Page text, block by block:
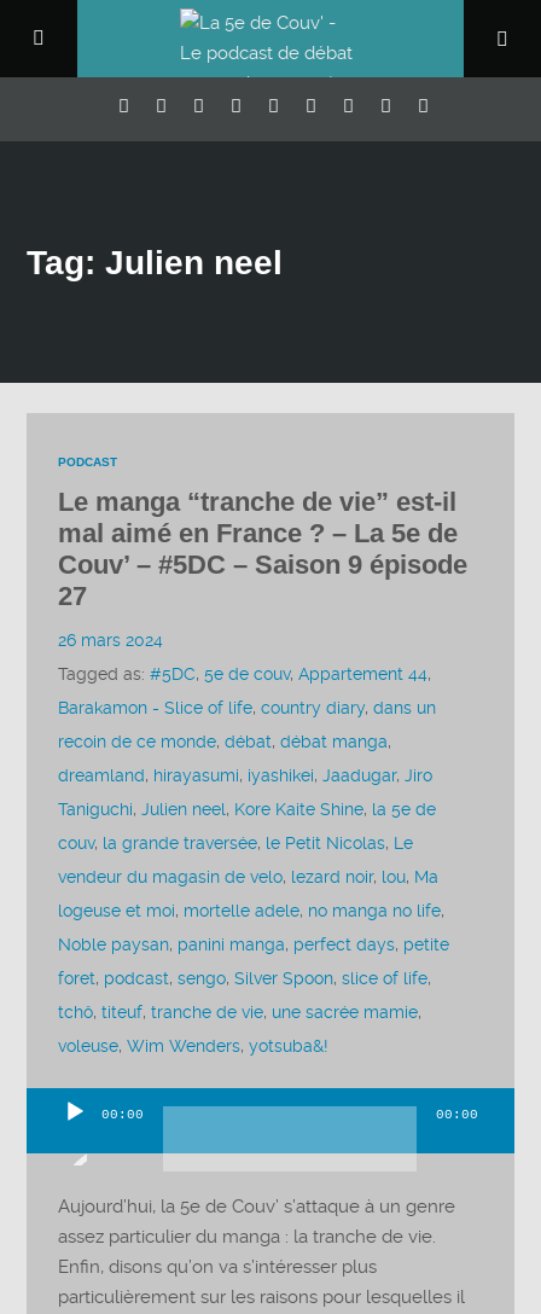
Tag: Julien neel
PODCAST
Le manga “tranche de vie” est-il
mal aimé en France ? – La 5e de
Couv’ – #5DC – Saison 9 épisode
27
26 mars 2024
Tagged as:#5DC,5e de couv,Appartement 44,
Barakamon - Slice of life,country diary,dans un
recoin de ce monde,débat,débat manga,
dreamland, hirayasumi, iyashikei,Jaadugar,Jiro
Taniguchi,Julien neel, Kore Kaite Shine, la 5e de
couv, la grande traversée, le Petit Nicolas, Le
vendeur du magasin de velo, lezard noir, lou, Ma
logeuse et moi, mortelle adele, no manga no life,
Noble paysan, panini manga, perfect days, petite
foret, podcast,sengo,Silver Spoon,slice of life,
tchô,titeuf,tranche de vie, une sacrée mamie,
voleuse,Wim Wenders,yotsuba&!
audio
00:00 00:00
Aujourd’hui, la 5e de Couv’ s’attaque à un genre
assez particulier du manga : la tranche de vie.
Enfin, disons qu’on va s’intéresser plus
particulièrement sur les raisons pour lesquelles il